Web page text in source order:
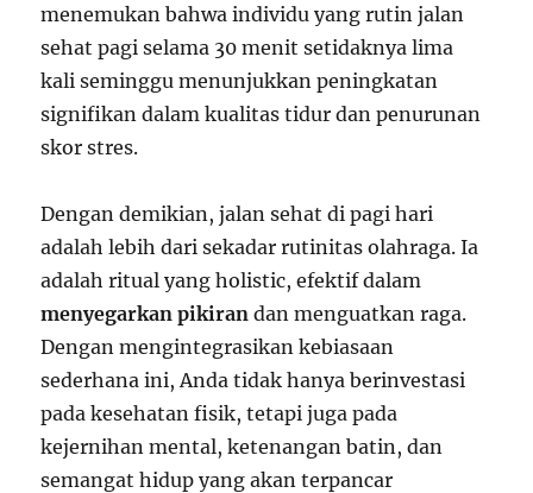
menemukan bahwa individu yang rutin jalan
sehat pagi selama 30 menit setidaknya lima
kali seminggu menunjukkan peningkatan
signifikan dalam kualitas tidur dan penurunan
skor stres.
Dengan demikian, jalan sehat di pagi hari
adalah lebih dari sekadar rutinitas olahraga. Ia
adalah ritual yang holistic, efektif dalam
menyegarkan pikiran dan menguatkan raga.
Dengan mengintegrasikan kebiasaan
sederhana ini, Anda tidak hanya berinvestasi
pada kesehatan fisik, tetapi juga pada
kejernihan mental, ketenangan batin, dan
semangat hidup yang akan terpancar